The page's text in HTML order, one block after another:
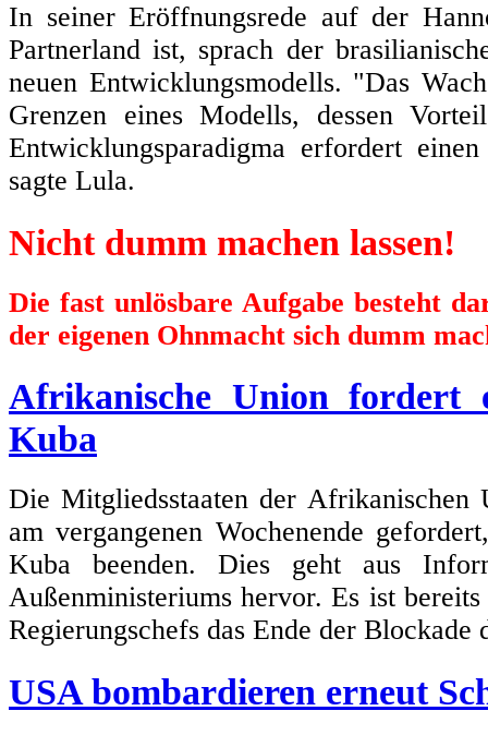
In seiner Eröffnungsrede auf der
Partnerland ist, sprach der
neuen Entwicklungsmodells. "Das
Grenzen eines Modells, dessen
Entwicklungsparadigma erfordert
sagte Lula.
Nicht dumm machen lassen!
Die fast unlösbare Aufgabe besteht
der eigenen Ohnmacht sich dumm
Afrikanische Union fordert
Kuba
Die Mitgliedsstaaten der
am vergangenen Wochenende
Kuba beenden. Dies geht aus
Außenministeriums hervor. Es ist
Regierungschefs das Ende der
USA bombardieren erneut